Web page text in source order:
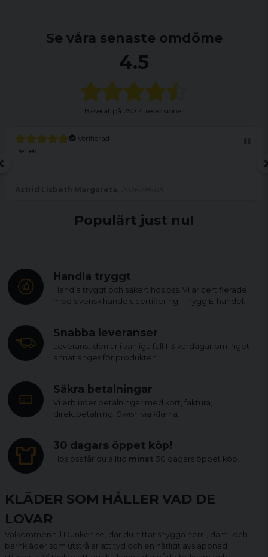
Se våra senaste omdöme
4.5
Baserat på 25014 recensioner
Verifierad
Perfekt
Populärt just nu!
Handla tryggt
Handla tryggt och säkert hos oss. Vi är certifierade
med Svensk handels certifiering - Trygg E-handel.
Snabba leveranser
Leveranstiden är i vanliga fall 1-3 vardagar om inget
annat anges för produkten.
Säkra betalningar
Vi erbjuder betalningar med kort, faktura,
direktbetalning, Swish via Klarna.
30 dagars öppet köp!
Hos oss får du alltid minst 30 dagars öppet köp.
KLÄDER SOM HÅLLER VAD DE
LOVAR
Välkommen till Dunken.se, där du hittar snygga herr-, dam- och
barnkläder som utstrålar attityd och en härligt avslappnad